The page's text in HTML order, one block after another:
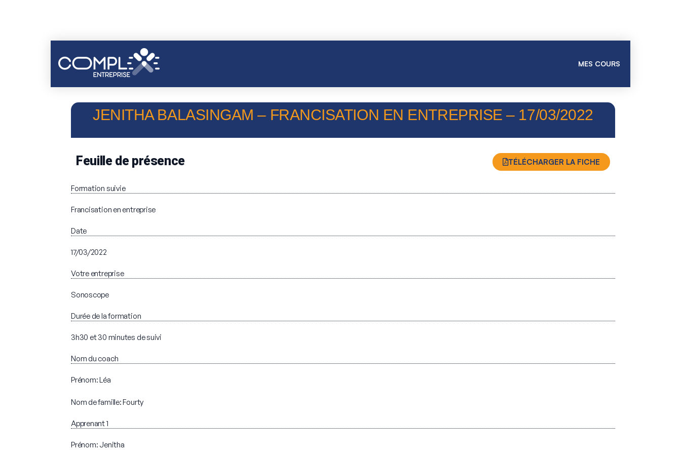
MES COURS
JENITHA BALASINGAM – FRANCISATION EN ENTREPRISE – 17/03/2022
Feuille de présence TÉLÉCHARGER LA FICHE
Formation suivie
Francisation en entreprise
Date
17/03/2022
Votre entreprise
Sonoscope
Durée de la formation
3h30 et 30 minutes de suivi
Nom du coach
Prénom: Léa
Nom de famille: Fourty
Apprenant 1
Prénom: Jenitha